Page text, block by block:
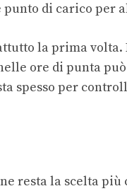
punto di carico per
la prima volta.
ore di punta
spesso per
resta la scelta più